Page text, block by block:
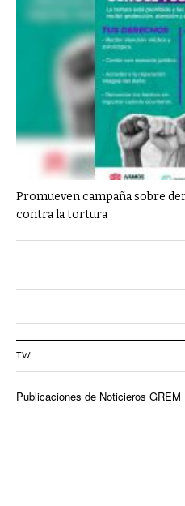
Promueven campaña sobre
contra la tortura
TW
Publicaciones de Noticieros GREM